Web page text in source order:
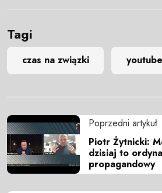
Tagi
czas na związki youtube
Poprzedni artykuł
Piotr Żytnicki:
dzisiaj to
propagandowy